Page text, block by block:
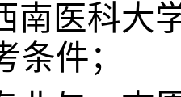
南医科大
条件；